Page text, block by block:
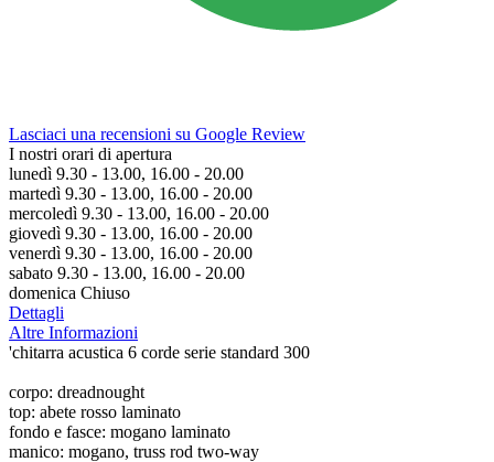
Lasciaci una recensioni su Google Review
I nostri orari di apertura
lunedì 9.30 - 13.00, 16.00 - 20.00
martedì 9.30 - 13.00, 16.00 - 20.00
mercoledì 9.30 - 13.00, 16.00 - 20.00
giovedì 9.30 - 13.00, 16.00 - 20.00
venerdì 9.30 - 13.00, 16.00 - 20.00
sabato 9.30 - 13.00, 16.00 - 20.00
domenica Chiuso
Dettagli
Altre Informazioni
'chitarra acustica 6 corde serie standard 300
corpo: dreadnought
top: abete rosso laminato
fondo e fasce: mogano laminato
manico: mogano, truss rod two-way